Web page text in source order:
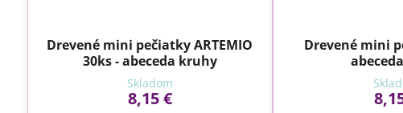
Drevené mini pečiatky ARTEMIO
30ks - abeceda kruhy
Skladom
8,15 €
Drevené mini